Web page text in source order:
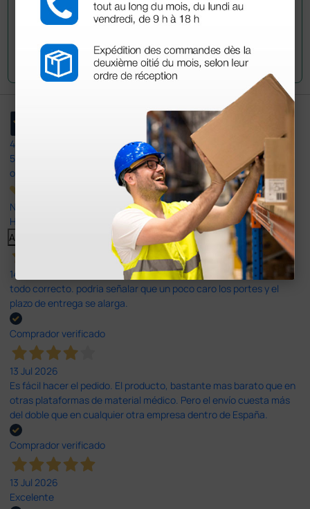
Envía tu pregunta
4,4
597
opiniones
Nuestras reseñas de 4 y 5 estrellas.
Haga clic aquí para leerlos todos >
Anterior
14 Jul 2026
todo correcto. podria señalar que un poco caro los portes y el
plazo de entrega se alarga.
Comprador verificado
13 Jul 2026
Es fácil hacer el pedido. El producto, bastante mas barato que en
otras plataformas de material médico. Pero el envío cuesta más
del doble que en cualquier otra empresa dentro de España.
Comprador verificado
13 Jul 2026
Excelente